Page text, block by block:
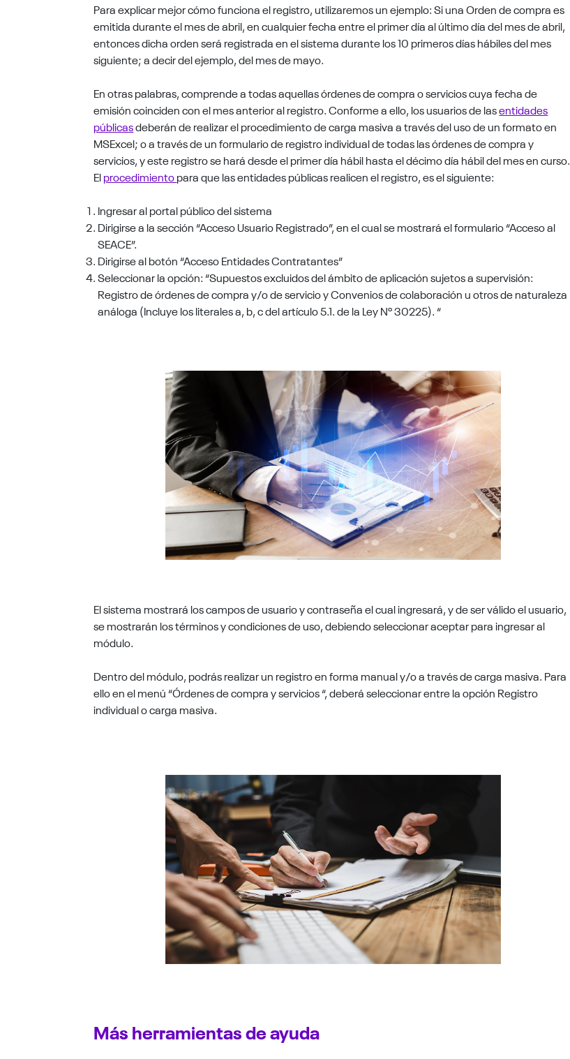
Para explicar mejor cómo funciona el registro, utilizaremos un ejemplo: Si una Orden de compra es
emitida durante el mes de abril, en cualquier fecha entre el primer día al último día del mes de abril,
entonces dicha orden será registrada en el sistema durante los 10 primeros días hábiles del mes
siguiente; a decir del ejemplo, del mes de mayo.
En otras palabras, comprende a todas aquellas órdenes de compra o servicios cuya fecha de
emisión coinciden con el mes anterior al registro. Conforme a ello, los usuarios de lasentidades
públicasdeberán de realizar el procedimiento de carga masiva a través del uso de un formato en
MSExcel; o a través de un formulario de registro individual de todas las órdenes de compra y
servicios, y este registro se hará desde el primer día hábil hasta el décimo día hábil del mes en curso.
Elprocedimientopara que las entidades públicas realicen el registro, es el siguiente:
Ingresar al portal público del sistema
Dirigirse a la sección “Acceso Usuario Registrado”, en el cual se mostrará el formulario “Acceso al
SEACE”.
Dirigirse al botón “Acceso Entidades Contratantes”
Seleccionar la opción: “Supuestos excluidos del ámbito de aplicación sujetos a supervisión:
Registro de órdenes de compra y/o de servicio y Convenios de colaboración u otros de naturaleza
análoga (Incluye los literales a, b, c del artículo 5.1. de la Ley Nº 30225). “
El sistema mostrará los campos de usuario y contraseña el cual ingresará, y de ser válido el usuario,
se mostrarán los términos y condiciones de uso, debiendo seleccionar aceptar para ingresar al
módulo.
Dentro del módulo, podrás realizar un registro en forma manual y/o a través de carga masiva. Para
ello en el menú “Órdenes de compra y servicios “, deberá seleccionar entre la opción Registro
individual o carga masiva.
Más herramientas de ayuda